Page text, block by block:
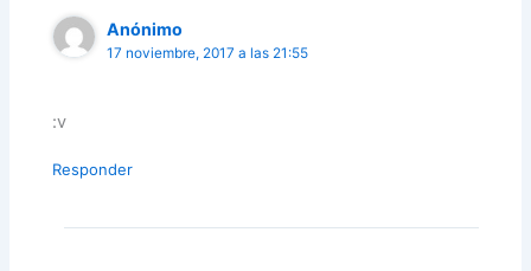
Anónimo
17 noviembre, 2017 a las 21:55
:v
Responder